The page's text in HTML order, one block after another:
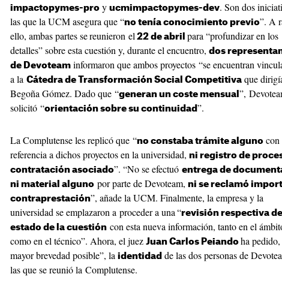
impactopymes-pro y ucmimpactopymes-dev. Son dos
las que la UCM asegura que “no tenía conocimiento previo”. A
ello, ambas partes sereunieron el 22 de abril para “profundizar en los
detalles” sobre esta cuestión y, durante el encuentro, dos
de Devoteam informaron que ambos proyectos “se encuentran
a la Cátedra de Transformación Social Competitiva que
Begoña Gómez. Dado que “generan un coste mensual ”,
solicitó “orientación sobre su continuidad ”.
La Complutense les replicó que “no constaba trámite alguno con
referencia a dichos proyectos en la universidad, ni registro de
contratación asociado”. “No se efectuó entrega de
ni material alguno por parte de Devoteam, ni se reclamó
contraprestación”, añade la UCM. Finalmente, la empresa y la
universidad se emplazaron a proceder a una“revisión respectiva del
estado de la cuestión con esta nueva información, tanto en el
como en el técnico”. Ahora, el juez Juan Carlos Peiando ha
mayor brevedad posible”, la identidad de las dos personas de
las que se reunió la Complutense.